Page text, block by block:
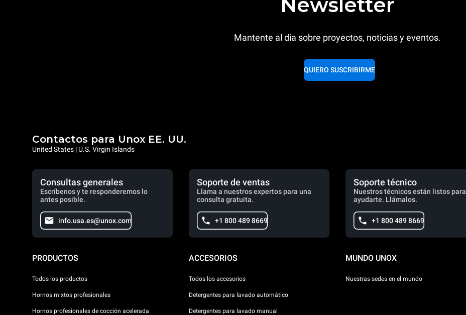
Mantente al día sobre proyectos, noticias y eventos.
QUIERO SUSCRIBIRME
Contactos para Unox EE. UU.
United States | U.S. Virgin Islands
Consultas generales
Escríbenos y te responderemos lo
antes posible.
info.usa.es@unox.com
Soporte de ventas
Llama a nuestros expertos para una
consulta gratuita.
+1 800 489 8669
Soporte técnico
Nuestros técnicos están listos para
ayudarte. Llámalos.
+1 800 489 8669
PRODUCTOS
Todos los productos
Hornos mixtos profesionales
Hornos profesionales de cocción acelerada
ACCESORIOS
Todos los accesorios
Detergentes para lavado automático
Detergentes para lavado manual
MUNDO UNOX
Nuestras sedes en el mundo